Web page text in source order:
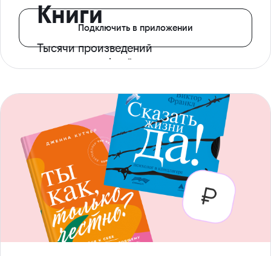
Книги
Тысячи произведений
с доступом офлайн
Подключить в приложении